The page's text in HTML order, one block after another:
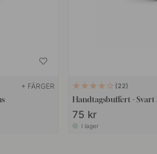
+ FÄRGER 22
Handtagsbuffert - Svart
75 kr
I lager